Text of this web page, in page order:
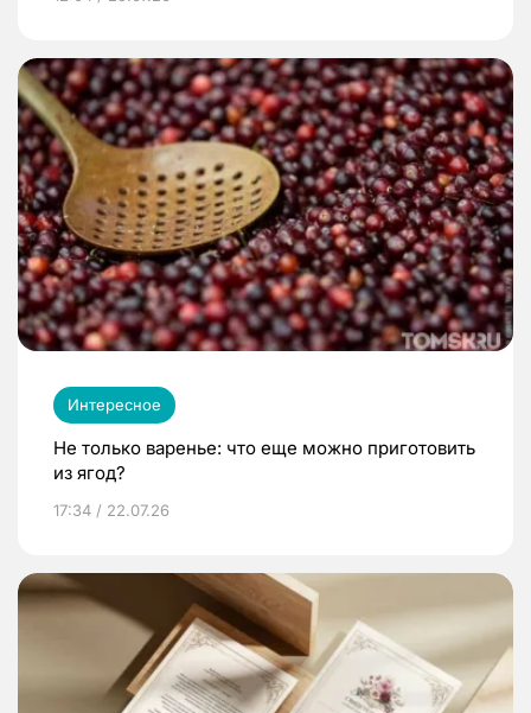
Интересное
Не только варенье: что еще можно приготовить
из ягод?
17:34 / 22.07.26